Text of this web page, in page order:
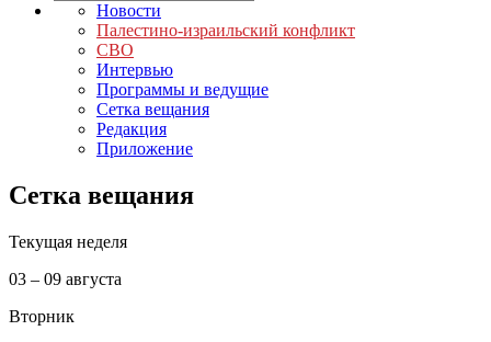
Новости
Палестино-израильский конфликт
СВО
Интервью
Программы и ведущие
Сетка вещания
Редакция
Приложение
Сетка вещания
Текущая неделя
03 – 09 августа
Вторник